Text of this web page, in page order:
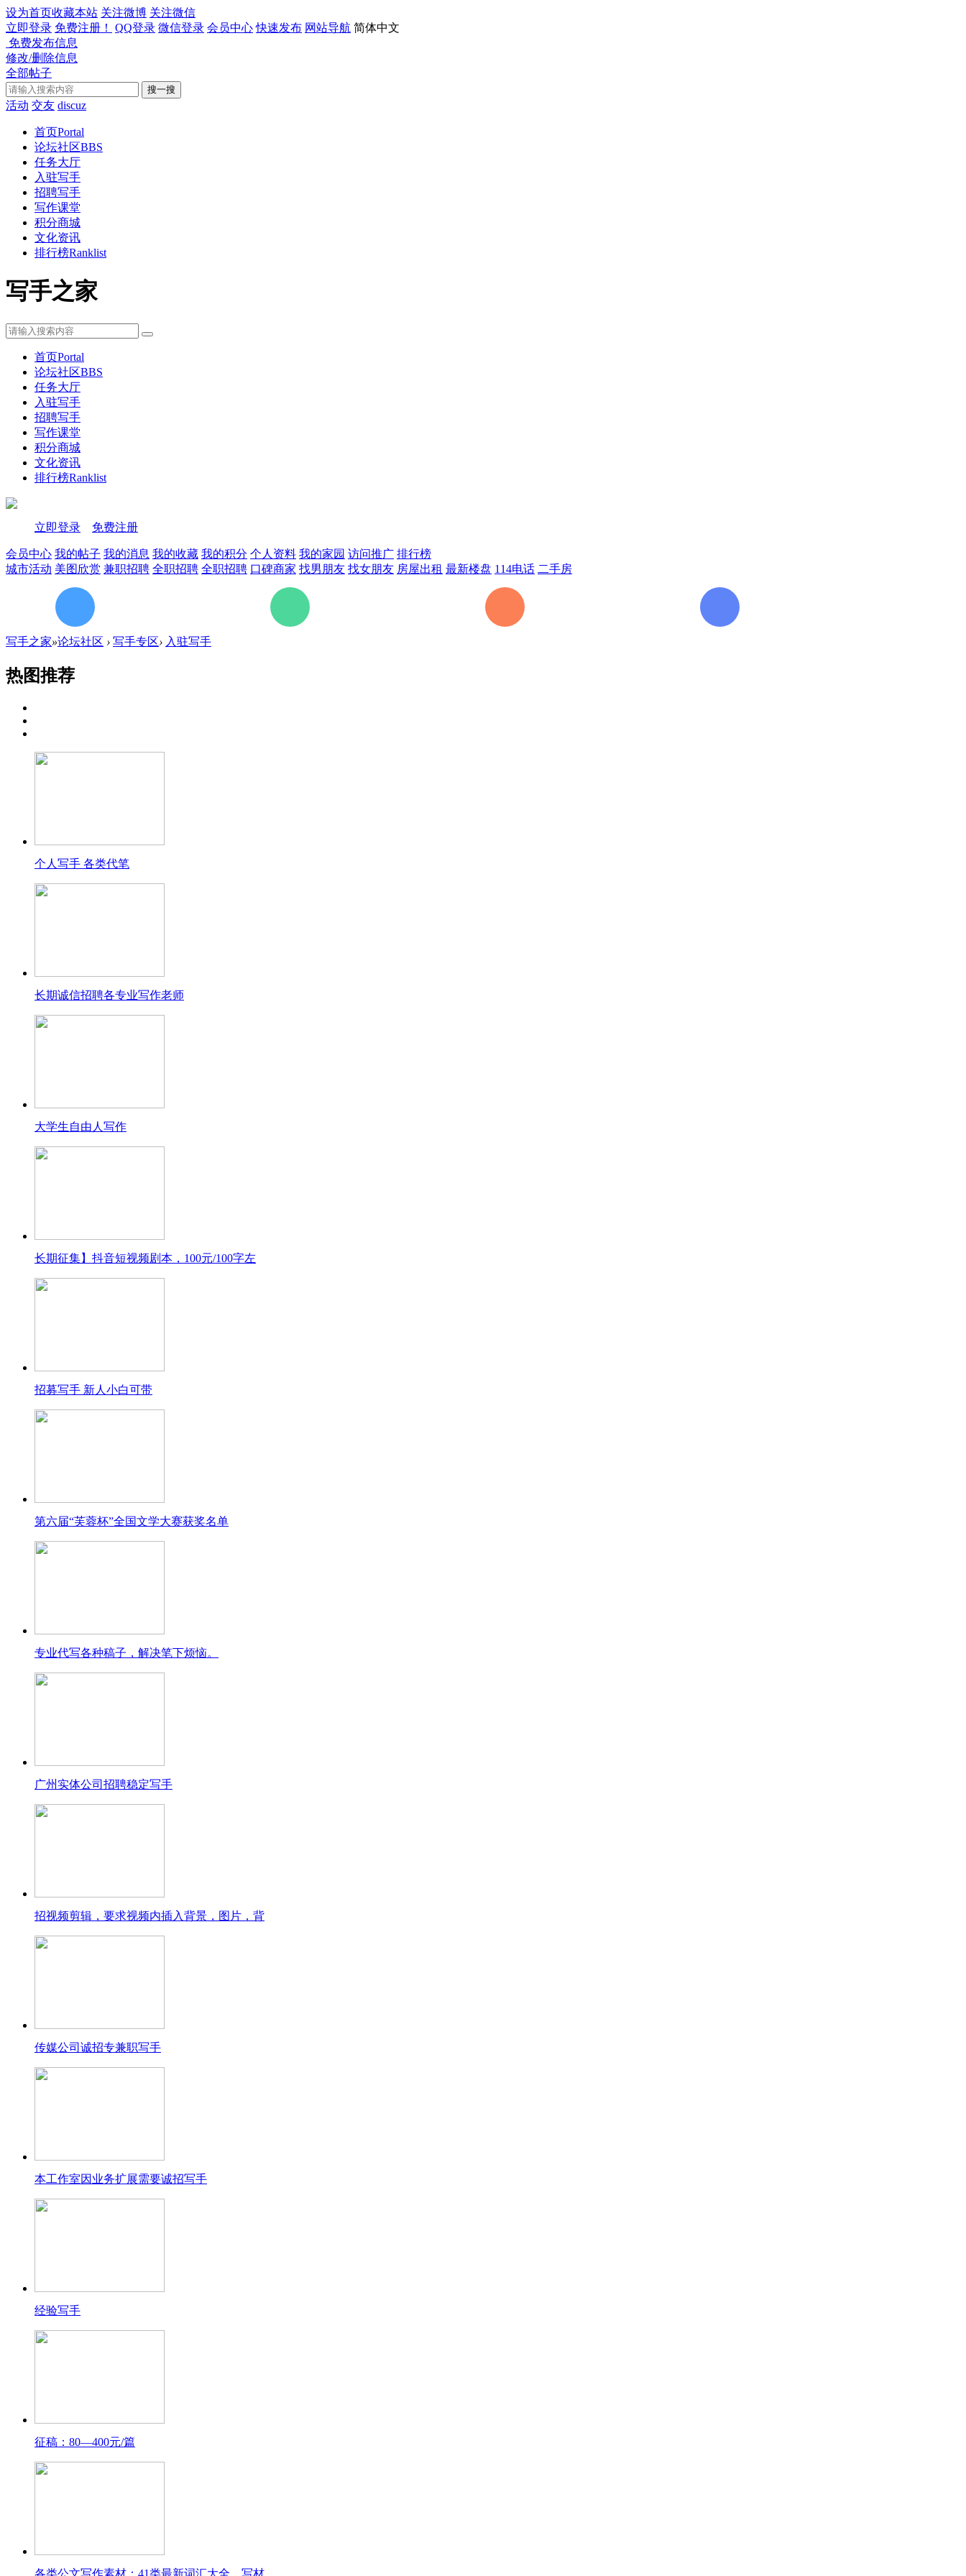
设为首页收藏本站 关注微博 关注微信
立即登录 免费注册！ QQ登录 微信登录 会员中心 快速发布 网站导航 简体中文
免费发布信息
修改/删除信息
全部帖子
搜一搜
活动 交友 discuz
首页Portal
论坛社区BBS
任务大厅
入驻写手
招聘写手
写作课堂
积分商城
文化资讯
排行榜Ranklist
写手之家
首页Portal
论坛社区BBS
任务大厅
入驻写手
招聘写手
写作课堂
积分商城
文化资讯
排行榜Ranklist
立即登录 免费注册
会员中心 我的帖子 我的消息 我的收藏 我的积分 个人资料 我的家园 访问推广 排行榜
城市活动 美图欣赏 兼职招聘 全职招聘 全职招聘 口碑商家 找男朋友 找女朋友 房屋出租 最新楼盘 114电话 二手房
自媒体约稿 出版约稿
征文约稿
写手之家»论坛社区 › 写手专区› 入驻写手
热图推荐
个人写手 各类代笔
长期诚信招聘各专业写作老师
大学生自由人写作
长期征集】抖音短视频剧本，100元/100字左
招募写手 新人小白可带
第六届“芙蓉杯”全国文学大赛获奖名单
专业代写各种稿子，解决笔下烦恼。
广州实体公司招聘稳定写手
招视频剪辑，要求视频内插入背景，图片，背
传媒公司诚招专兼职写手
本工作室因业务扩展需要诚招写手
经验写手
征稿：80—400元/篇
各类公文写作素材：41类最新词汇大全，写材